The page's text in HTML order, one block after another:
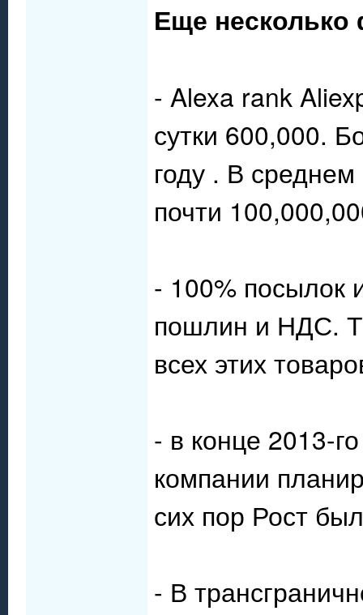
Еще несколько
- Alexa rank
сутки 600,000.
году . В
почти
- 100% посылок
пошлин и НДС.
всех этих
- в конце 2013-
компании
сих пор Рост
- В